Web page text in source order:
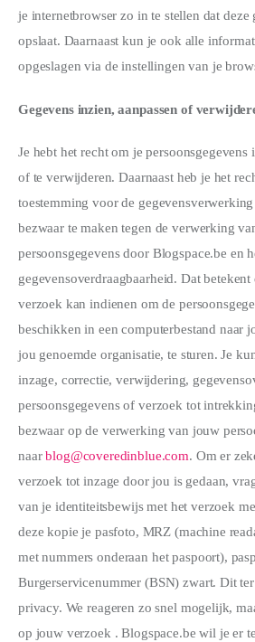
je internetbrowser zo in te stellen dat deze
opslaat. Daarnaast kun je ook alle
opgeslagen via de instellingen van je
Gegevens inzien, aanpassen of
Je hebt het recht om je persoonsgegevens
of te verwijderen. Daarnaast heb je het
toestemming voor de
bezwaar te maken tegen de verwerking
persoonsgegevens door Blogspace.be en
gegevensoverdraagbaarheid. Dat betekent
verzoek kan indienen om de
beschikken in een computerbestand naar
jou genoemde organisatie, te sturen. Je
inzage, correctie, verwijdering,
persoonsgegevens of verzoek tot
bezwaar op de verwerking van jouw
naarblog@coveredinblue.com. Om er
verzoek tot inzage door jou is gedaan,
van je identiteitsbewijs met het verzoek
deze kopie je pasfoto, MRZ (machine
met nummers onderaan het paspoort),
Burgerservicenummer (BSN) zwart. Dit
privacy. We reageren zo snel mogelijk,
op jouw verzoek . Blogspace.be wil je er